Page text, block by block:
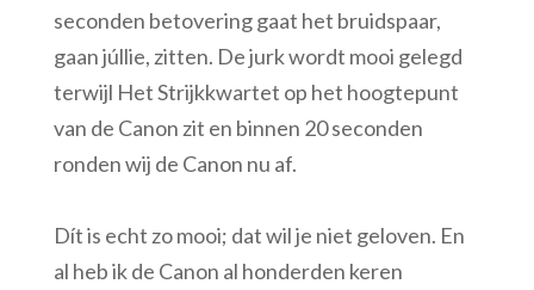
seconden betovering gaat het bruidspaar,
gaan júllie, zitten. De jurk wordt mooi gelegd
terwijl Het Strijkkwartet op het hoogtepunt
van de Canon zit en binnen 20 seconden
ronden wij de Canon nu af.
Dít is echt zo mooi; dat wil je niet geloven. En
al heb ik de Canon al honderden keren